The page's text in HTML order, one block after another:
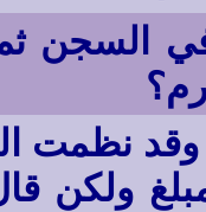
السجن
نظمت
ولكن